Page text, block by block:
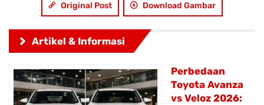
Original Post Download Gambar
Artikel & Informasi
Perbedaan
Toyota Avanza
vs Veloz 2026: